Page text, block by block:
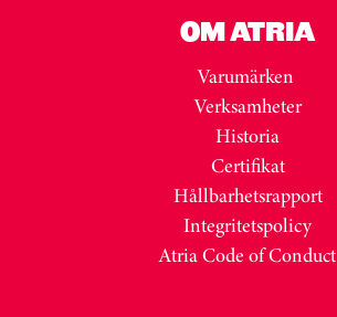
OM ATRIA
Varumärken
Verksamheter
Historia
Certifikat
Hållbarhetsrapport
Integritetspolicy
Atria Code of Conduct